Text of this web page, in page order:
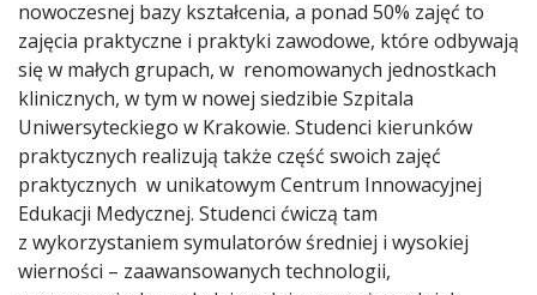
nowoczesnej bazy kształcenia, a ponad 50% zajęć to
zajęcia praktyczne i praktyki zawodowe, które odbywają
się w małych grupach, w renomowanych jednostkach
klinicznych, w tym w nowej siedzibie Szpitala
Uniwersyteckiego w Krakowie. Studenci kierunków
praktycznych realizują także część swoich zajęć
praktycznych w unikatowym Centrum Innowacyjnej
Edukacji Medycznej. Studenci ćwiczą tam
z wykorzystaniem symulatorów średniej i wysokiej
wierności – zaawansowanych technologii,